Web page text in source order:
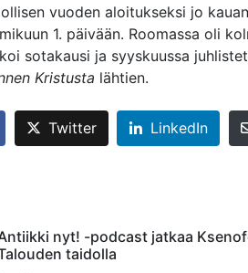
vuoden aloitukseksi jo
1. päivään. Roomassa oli
sotakausi ja syyskuussa
Kristusta lähtien.
Twitter LinkedIn
nyt! -podcast jatkaa
taidolla